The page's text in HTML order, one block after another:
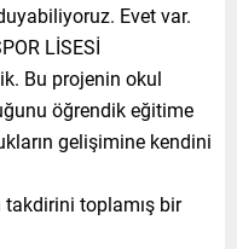
Evet var.
LİSESİ
Bu projenin okul
öğrendik eğitime
gelişimine kendini
toplamış bir